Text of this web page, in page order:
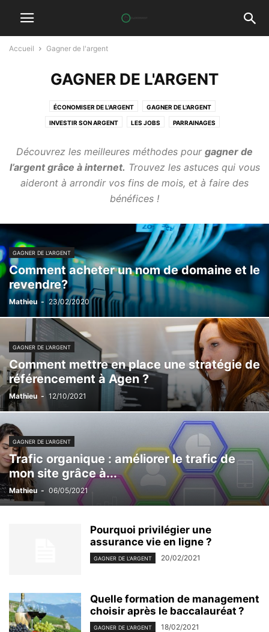
Accueil Gagner de l'argent
GAGNER DE L'ARGENT
ÉCONOMISER DE L'ARGENT GAGNER DE L'ARGENT
INVESTIR SON ARGENT LES JOBS PARRAINAGES
Découvrez les meilleures méthodes pour gagner de
l’argent grâce à internet. Trouvez les astuces qui vous
aideront à arrondir vos fins de mois, et à faire des
bénéfices !
GAGNER DE L'ARGENT
Comment acheter un nom de domaine et le
revendre?
Mathieu - 23/02/2020
GAGNER DE L'ARGENT
Comment mettre en place une stratégie de
référencement à Agen ?
Mathieu - 12/10/2021
GAGNER DE L'ARGENT
Trafic organique : améliorer le trafic de
mon site grâce à...
Mathieu - 06/05/2021
Pourquoi privilégier une
assurance vie en ligne ?
GAGNER DE L'ARGENT 20/02/2021
Quelle formation de management
choisir après le baccalauréat ?
GAGNER DE L'ARGENT 18/02/2021